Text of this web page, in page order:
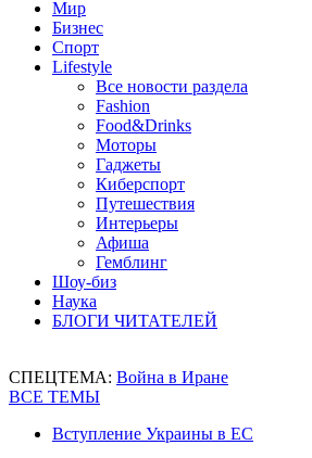
Мир
Бизнес
Спорт
Lifestyle
Все новости раздела
Fashion
Food&Drinks
Моторы
Гаджеты
Киберспорт
Путешествия
Интерьеры
Афиша
Гемблинг
Шоу-биз
Наука
БЛОГИ ЧИТАТЕЛЕЙ
СПЕЦТЕМА: Война в Иране
ВСЕ ТЕМЫ
Вступление Украины в ЕС